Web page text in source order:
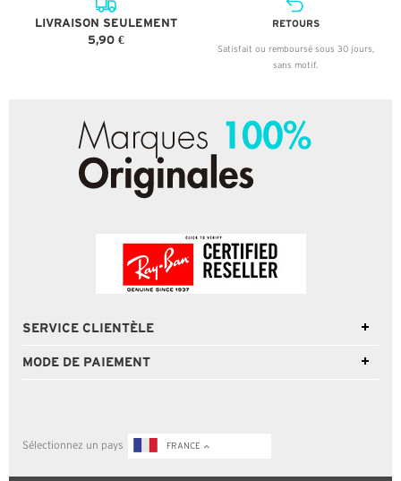
LIVRAISON SEULEMENT
5,90 €
RETOURS
Satisfait ou remboursé sous 30 jours,
sans motif.
SERVICE CLIENTÈLE
MODE DE PAIEMENT
Sélectionnez un pays FRANCE